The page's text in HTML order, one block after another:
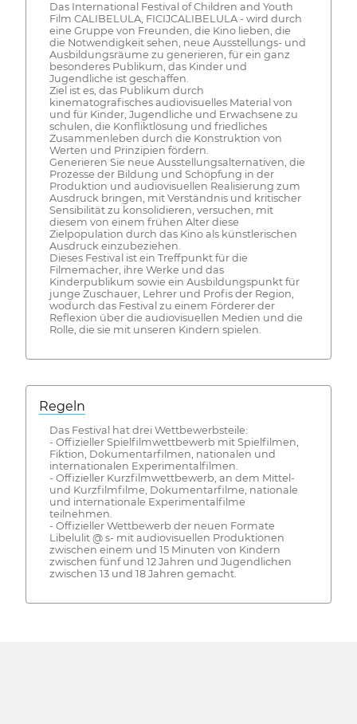
Das International Festival of Children and Youth
Film CALIBELULA, FICIJCALIBELULA - wird durch
eine Gruppe von Freunden, die Kino lieben, die
die Notwendigkeit sehen, neue Ausstellungs- und
Ausbildungsräume zu generieren, für ein ganz
besonderes Publikum, das Kinder und
Jugendliche ist geschaffen.
Ziel ist es, das Publikum durch
kinematografisches audiovisuelles Material von
und für Kinder, Jugendliche und Erwachsene zu
schulen, die Konfliktlösung und friedliches
Zusammenleben durch die Konstruktion von
Werten und Prinzipien fördern.
Generieren Sie neue Ausstellungsalternativen, die
Prozesse der Bildung und Schöpfung in der
Produktion und audiovisuellen Realisierung zum
Ausdruck bringen, mit Verständnis und kritischer
Sensibilität zu konsolidieren, versuchen, mit
diesem von einem frühen Alter diese
Zielpopulation durch das Kino als künstlerischen
Ausdruck einzubeziehen.
Dieses Festival ist ein Treffpunkt für die
Filmemacher, ihre Werke und das
Kinderpublikum sowie ein Ausbildungspunkt für
junge Zuschauer, Lehrer und Profis der Region,
wodurch das Festival zu einem Förderer der
Reflexion über die audiovisuellen Medien und die
Rolle, die sie mit unseren Kindern spielen.
Regeln
Das Festival hat drei Wettbewerbsteile:
- Offizieller Spielfilmwettbewerb mit Spielfilmen,
Fiktion, Dokumentarfilmen, nationalen und
internationalen Experimentalfilmen.
- Offizieller Kurzfilmwettbewerb, an dem Mittel-
und Kurzfilmfilme, Dokumentarfilme, nationale
und internationale Experimentalfilme
teilnehmen.
- Offizieller Wettbewerb der neuen Formate
Libelulit @ s- mit audiovisuellen Produktionen
zwischen einem und 15 Minuten von Kindern
zwischen fünf und 12 Jahren und Jugendlichen
zwischen 13 und 18 Jahren gemacht.